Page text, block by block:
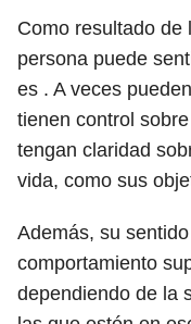
Como resultado de
persona puede
es . A veces
tienen control
tengan claridad
vida, como sus
Además, su
comportamiento
dependiendo de la